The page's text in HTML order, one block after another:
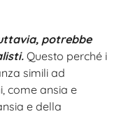
potrebbe
Questo perché i
simili ad
come ansia e
e della